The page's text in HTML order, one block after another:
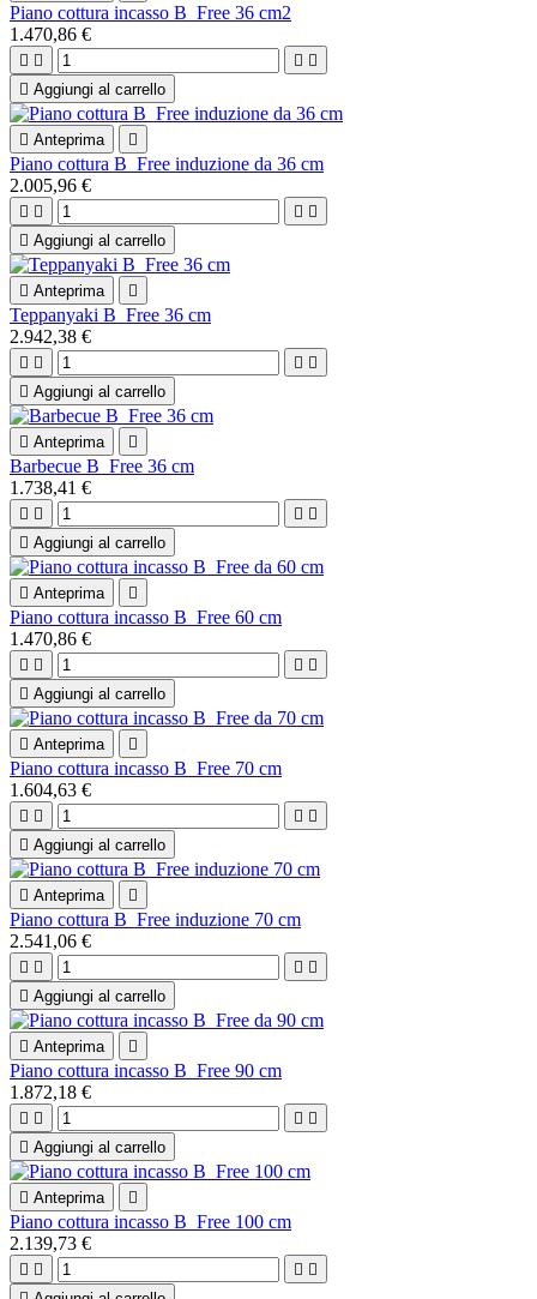
Piano cottura incasso B_Free 36 cm2
1.470,86 €
   
 Aggiungi al carrello
 Anteprima 
Piano cottura B_Free induzione da 36 cm
2.005,96 €
   
 Aggiungi al carrello
 Anteprima 
Teppanyaki B_Free 36 cm
2.942,38 €
   
 Aggiungi al carrello
 Anteprima 
Barbecue B_Free 36 cm
1.738,41 €
   
 Aggiungi al carrello
 Anteprima 
Piano cottura incasso B_Free 60 cm
1.470,86 €
   
 Aggiungi al carrello
 Anteprima 
Piano cottura incasso B_Free 70 cm
1.604,63 €
   
 Aggiungi al carrello
 Anteprima 
Piano cottura B_Free induzione 70 cm
2.541,06 €
   
 Aggiungi al carrello
 Anteprima 
Piano cottura incasso B_Free 90 cm
1.872,18 €
   
 Aggiungi al carrello
 Anteprima 
Piano cottura incasso B_Free 100 cm
2.139,73 €
   